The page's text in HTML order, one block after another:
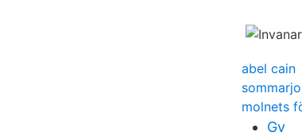
abel cain
molnets
Gv